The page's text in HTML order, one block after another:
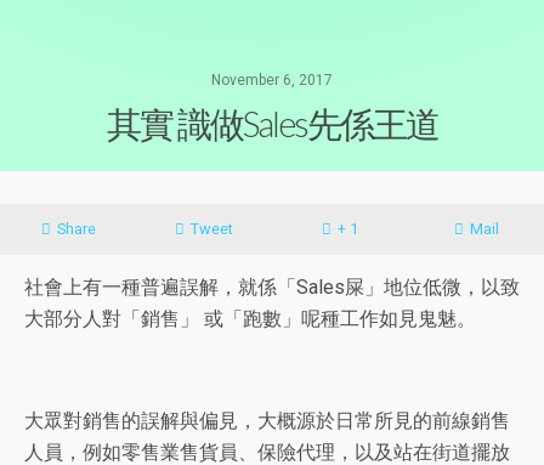
November 6, 2017
其實 識做Sales先係王道
Share Tweet + 1 Mail
社會上有一種普遍誤解，就係「Sales屎」地位低微，以致
大部分人對「銷售」
或「跑數」呢種工作如見鬼魅。
大眾對銷售的誤解與偏見，大概源於日常所見的前線銷售
人員，例如零售業售貨員 、 保險代理，以及站在街道擺放